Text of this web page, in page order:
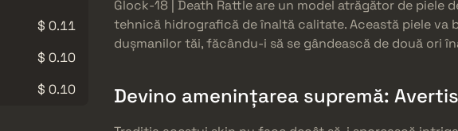
$ 0.11
$ 0.10
$ 0.10
Glock-18 | Death Rattle are un model atrăgător de piele
tehnică hidrografică de înaltă calitate. Această piele va
dușmanilor tăi, făcându-i să se gândească de două ori
Devino amenințarea supremă: